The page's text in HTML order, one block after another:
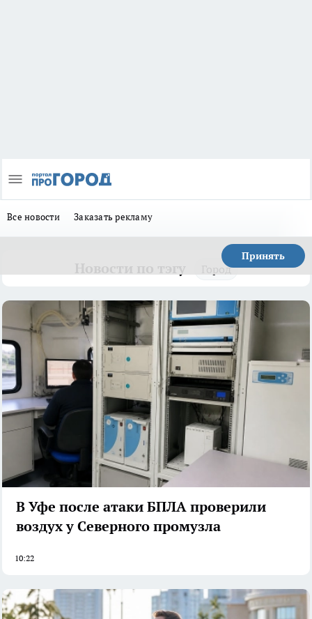
Все новости Заказать рекламу
Принять
Город
В Уфе после атаки БПЛА проверили
воздух у Северного промузла
10:22